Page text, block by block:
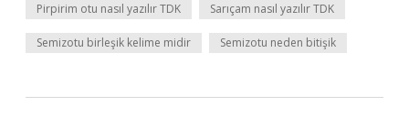
Pirpirim otu nasıl yazılır TDK Sarıçam nasıl yazılır TDK
Semizotu birleşik kelime midir Semizotu neden bitişik